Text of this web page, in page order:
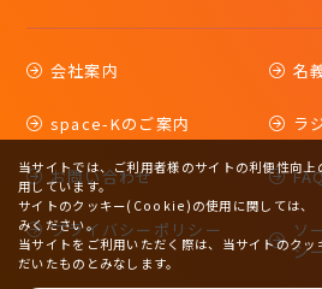
会社案内 名
space-Kのご案内 ラ
お問い合わせ
プライバシーポリシー
ソ
シ
当サイトでは、ご利用者様のサイトの利便性向
用しています。
サイトのクッキー(Cookie)の使用に関しては、
みください。
当サイトをご利用いただく際は、当サイトのク
だいたものとみなします。